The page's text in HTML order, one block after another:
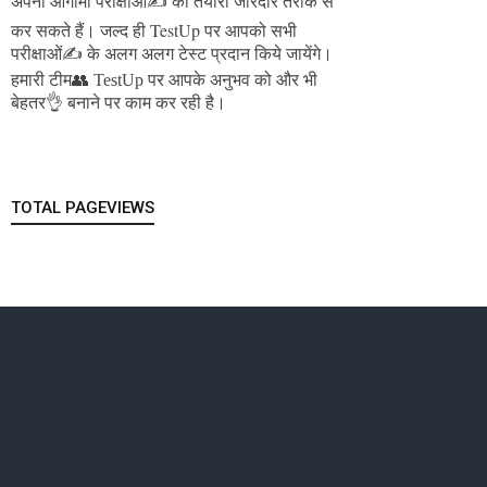
कर सकते हैं।जल्द ही TestUp पर आपको सभी
परीक्षाओं✍️ के अलग अलग टेस्ट प्रदान किये जायेंगे।
हमारी टीम👥 TestUp पर आपके अनुभव को और भी
बेहतर👌 बनाने पर काम कर रही है।
TOTAL PAGEVIEWS